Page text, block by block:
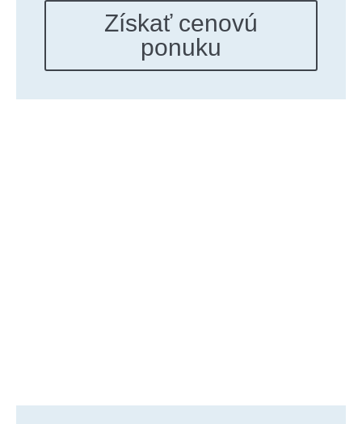
Získať cenovú
ponuku